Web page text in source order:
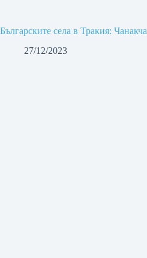
Българските села в Тракия: Чанакча
27/12/2023